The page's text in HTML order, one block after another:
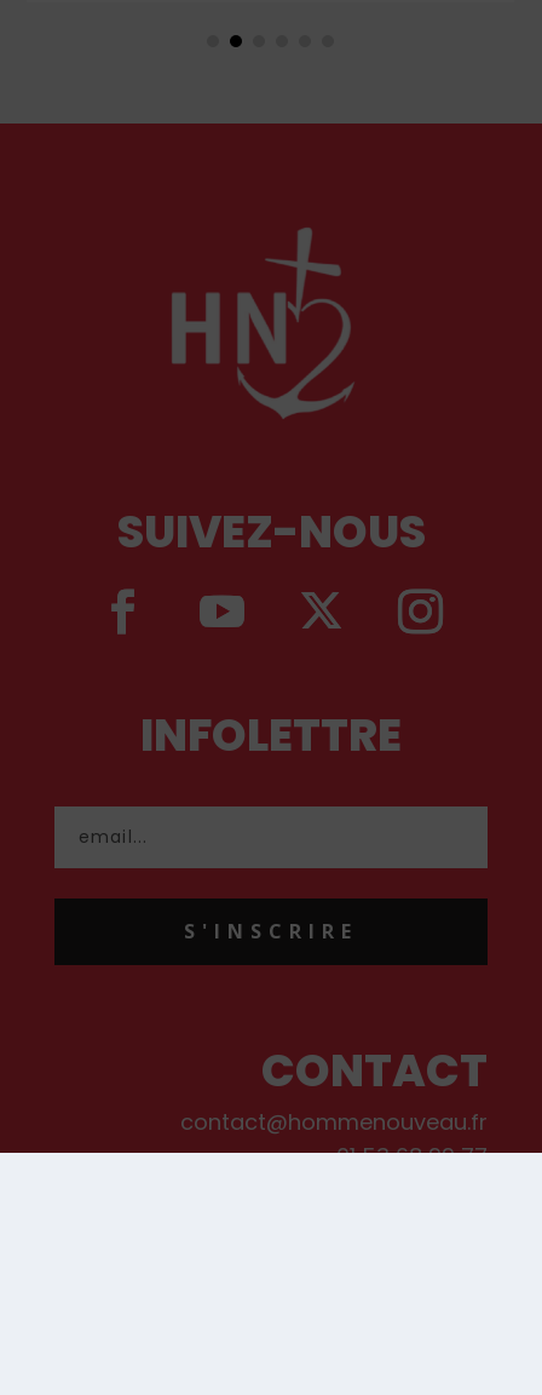
en Orient qu’en Occident, célèbre par sa piété
SUIVEZ-NOUS
INFOLETTRE
S'INSCRIRE
CONTACT
contact@hommenouveau.fr
01 53 68 99 77